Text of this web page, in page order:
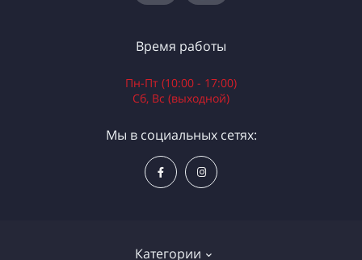
Категории
Время работы
Пн-Пт (10:00 - 17:00)
Сб, Вс (выходной)
Мы в социальных сетях: